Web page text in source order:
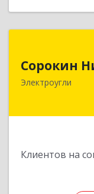
Сорокин
Электроугли
Клиентов на